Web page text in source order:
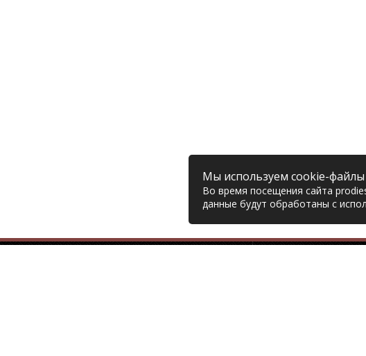
Мы используем cookie-файлы
Во время посещения сайта
данные будут обработаны с